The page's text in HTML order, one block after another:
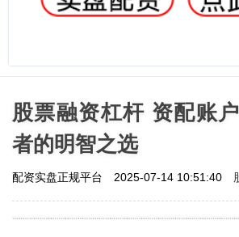
股票融资杠杆 资配账
者的明智之选
配资实盘正规平台 2025-07-14 10:51:40